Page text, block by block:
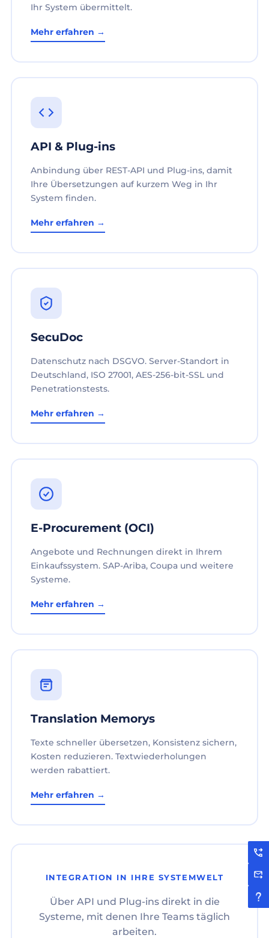
Ihr System übermittelt.
Mehr erfahren →
API & Plug-ins
Anbindung über REST-API und Plug-ins, damit
Ihre Übersetzungen auf kurzem Weg in Ihr
System finden.
Mehr erfahren →
SecuDoc
Datenschutz nach DSGVO. Server-Standort in
Deutschland, ISO 27001, AES-256-bit-SSL und
Penetrationstests.
Mehr erfahren →
E-Procurement (OCI)
Angebote und Rechnungen direkt in Ihrem
Einkaufssystem. SAP-Ariba, Coupa und weitere
Systeme.
Mehr erfahren →
Translation Memorys
Texte schneller übersetzen, Konsistenz sichern,
Kosten reduzieren. Textwiederholungen
werden rabattiert.
Mehr erfahren →
INTEGRATION IN IHRE SYSTEMWELT
Über API und Plug-ins direkt in die
Systeme, mit denen Ihre Teams täglich
arbeiten.